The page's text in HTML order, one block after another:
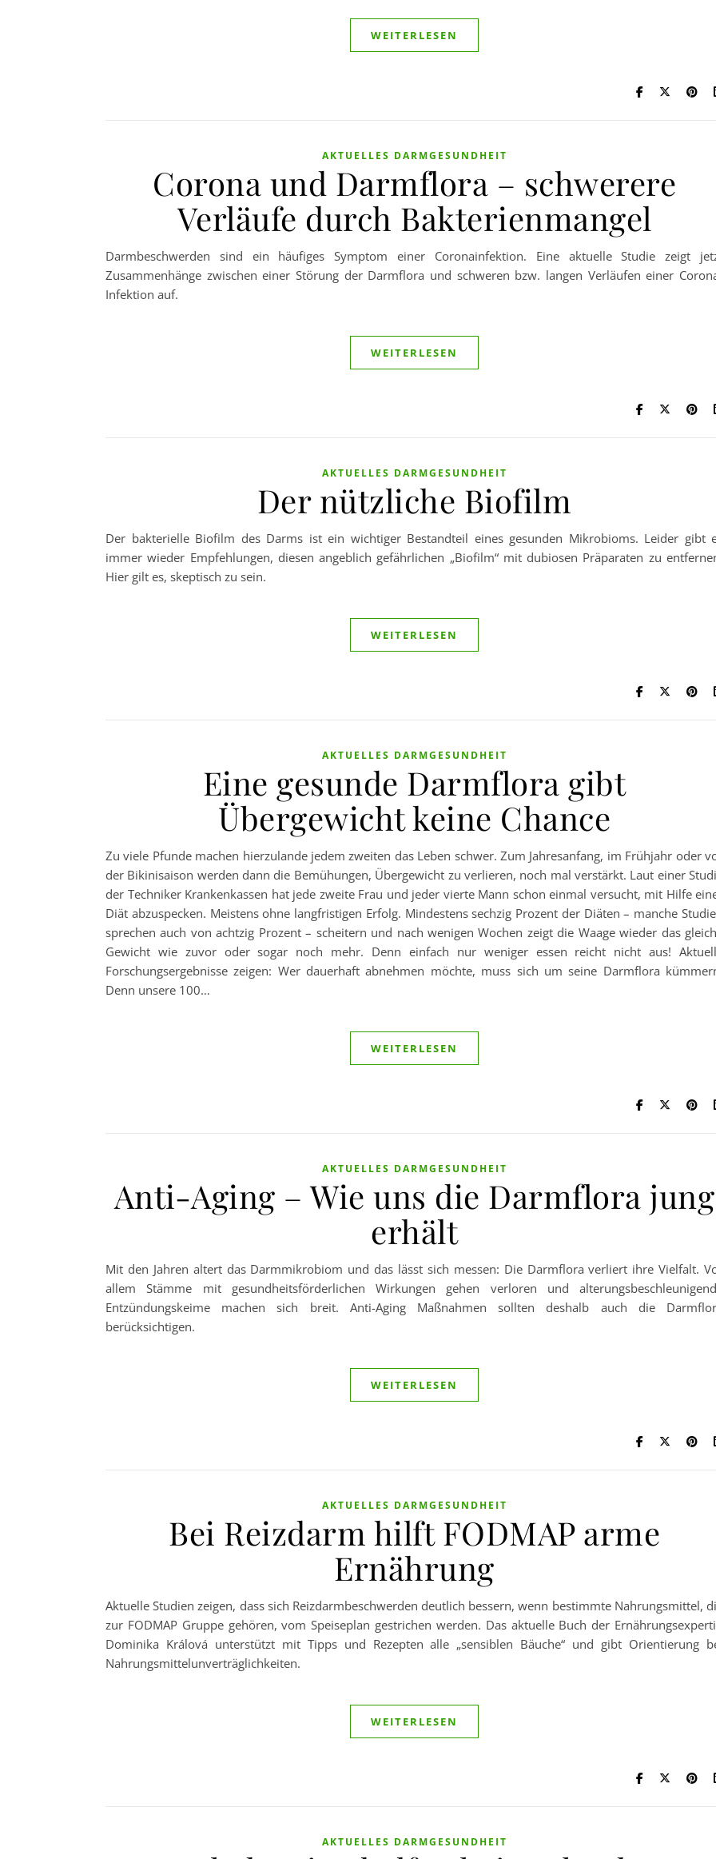
WEITERLESEN
AKTUELLES DARMGESUNDHEIT
Corona und Darmflora – schwerere
Verläufe durch Bakterienmangel
Darmbeschwerden sind ein häufiges Symptom einer Coronainfektion. Eine aktuelle Studie zeigt
Zusammenhänge zwischen einer Störung der Darmflora und schweren bzw. langen Verläufen einer
Infektion auf.
WEITERLESEN
AKTUELLES DARMGESUNDHEIT
Der nützliche Biofilm
Der bakterielle Biofilm des Darms ist ein wichtiger Bestandteil eines gesunden Mikrobioms. Leider gibt
immer wieder Empfehlungen, diesen angeblich gefährlichen „Biofilm“ mit dubiosen Präparaten zu
Hier gilt es, skeptisch zu sein.
WEITERLESEN
AKTUELLES DARMGESUNDHEIT
Eine gesunde Darmflora gibt
Übergewicht keine Chance
Zu viele Pfunde machen hierzulande jedem zweiten das Leben schwer. Zum Jahresanfang, im Frühjahr oder
der Bikinisaison werden dann die Bemühungen, Übergewicht zu verlieren, noch mal verstärkt. Laut einer
der Techniker Krankenkassen hat jede zweite Frau und jeder vierte Mann schon einmal versucht, mit Hilfe
Diät abzuspecken. Meistens ohne langfristigen Erfolg. Mindestens sechzig Prozent der Diäten – manche
sprechen auch von achtzig Prozent – scheitern und nach wenigen Wochen zeigt die Waage wieder das
Gewicht wie zuvor oder sogar noch mehr. Denn einfach nur weniger essen reicht nicht aus!
Forschungsergebnisse zeigen: Wer dauerhaft abnehmen möchte, muss sich um seine Darmflora
Denn unsere 100…
WEITERLESEN
AKTUELLES DARMGESUNDHEIT
Anti-Aging – Wie uns die Darmflora jung
erhält
Mit den Jahren altert das Darmmikrobiom und das lässt sich messen: Die Darmflora verliert ihre Vielfalt.
allem Stämme mit gesundheitsförderlichen Wirkungen gehen verloren und
Entzündungskeime machen sich breit. Anti-Aging Maßnahmen sollten deshalb auch die
berücksichtigen.
WEITERLESEN
AKTUELLES DARMGESUNDHEIT
Bei Reizdarm hilft FODMAP arme
Ernährung
Aktuelle Studien zeigen, dass sich Reizdarmbeschwerden deutlich bessern, wenn bestimmte Nahrungsmittel,
zur FODMAP Gruppe gehören, vom Speiseplan gestrichen werden. Das aktuelle Buch der
Dominika Králová unterstützt mit Tipps und Rezepten alle „sensiblen Bäuche“ und gibt Orientierung
Nahrungsmittelunverträglichkeiten.
WEITERLESEN
AKTUELLES DARMGESUNDHEIT